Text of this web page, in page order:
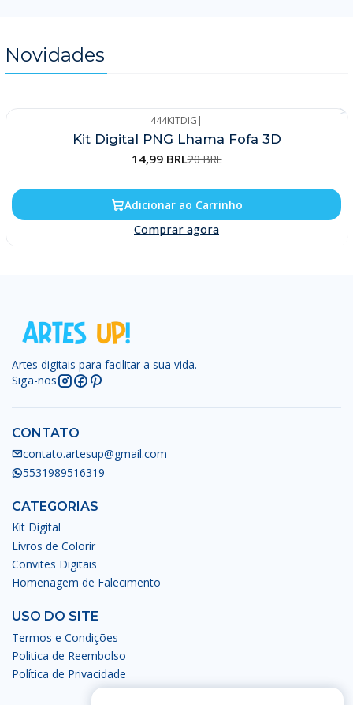
Novidades
444KITDIG |
Kit Digital PNG Lhama Fofa 3D
14,99 BRL20 BRL
Adicionar ao Carrinho
Comprar agora
Artes digitais para facilitar a sua vida.
Siga-nos
CONTATO
contato.artesup@gmail.com
5531989516319
CATEGORIAS
Kit Digital
Livros de Colorir
Convites Digitais
Homenagem de Falecimento
USO DO SITE
Termos e Condições
Politica de Reembolso
Política de Privacidade